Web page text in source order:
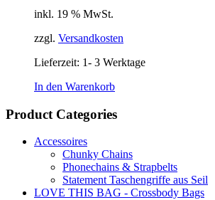
war:
ist:
inkl. 19 % MwSt.
zzgl. Versandkosten
Lieferzeit: 1- 3 Werktage
In den Warenkorb
Product Categories
Accessoires
Chunky Chains
Phonechains & Strapbelts
Statement Taschengriffe aus Seil
LOVE THIS BAG - Crossbody Bags